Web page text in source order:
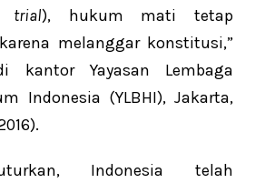
trial), hukum mati tetap
melanggar konstitusi,”
kantor Yayasan Lembaga
Indonesia (YLBHI), Jakarta,
Indonesia telah